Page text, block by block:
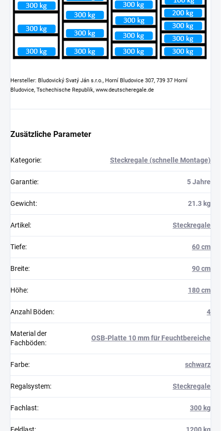
Hersteller: Bludovický Svatý Ján s.r.o., Horní Bludovice 307, 739 37 Horní
Bludovice, Tschechische Republik, www.deutscheregale.de
Zusätzliche Parameter
Kategorie: Steckregale (schnelle Montage)
Garantie: 5 Jahre
Gewicht: 21.3 kg
Artikel : Steckregale
Tiefe: 60 cm
Breite: 90 cm
Höhe: 180 cm
Anzahl Böden: 4
Material der
Fachböden:
OSB-Platte 10 mm für Feuchtbereiche
Farbe: schwarz
Regalsystem: Steckregale
Fachlast: 300 kg